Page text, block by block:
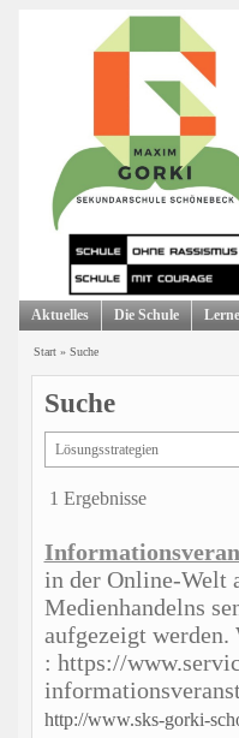
Aktuelles Die Schule
Start» Suche
Suche
1 Ergebnisse
in der Online-Welt
Medienhandelns
aufgezeigt
: https://
http://www.sks-gorki-